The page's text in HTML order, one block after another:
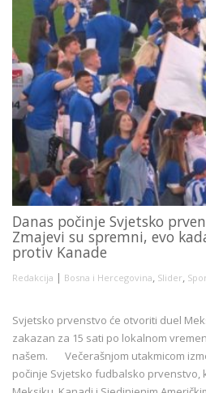
Danas počinje Svjetsko
Zmajevi su spremni, evo
protiv Kanade
Redakcija | Bosna i Hercegovina, Slider,
Svjetsko prvenstvo će otvoriti duel
zakazan za 15 sati po lokalnom
našem. Večerašnjom utakmicom
počinje Svjetsko fudbalsko prvenstvo,